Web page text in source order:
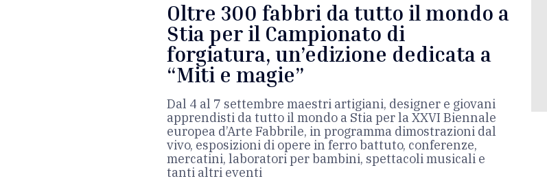
Oltre 300 fabbri da tutto il mondo a
Stia per il Campionato di
forgiatura, un’edizione dedicata a
“Miti e magie”
Dal 4 al 7 settembre maestri artigiani, designer e giovani
apprendisti da tutto il mondo a Stia per la XXVI Biennale
europea d’Arte Fabbrile, in programma dimostrazioni dal
vivo, esposizioni di opere in ferro battuto, conferenze,
mercatini, laboratori per bambini, spettacoli musicali e
tanti altri eventi